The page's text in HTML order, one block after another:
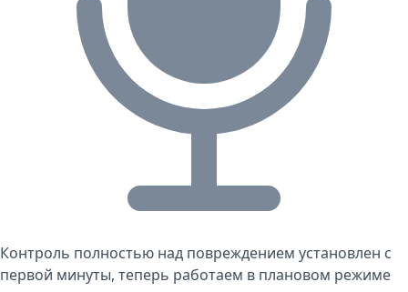
Контроль полностью над повреждением установлен с
первой минуты, теперь работаем в плановом режиме